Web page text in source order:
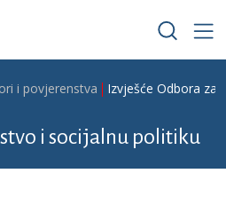
i povjerenstva Izvješće Odbora za
i socijalnu politiku